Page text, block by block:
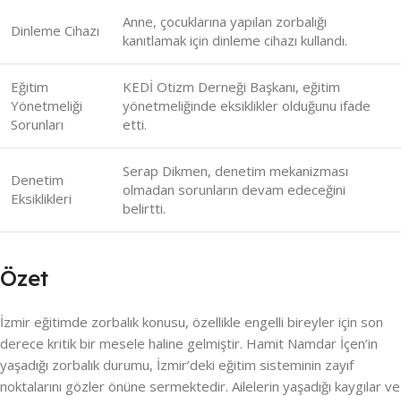
Dinleme Cihazı
Anne, çocuklarına yapılan zorbalığı
kanıtlamak için dinleme cihazı kullandı.
Eğitim
Yönetmeliği
Sorunları
KEDİ Otizm Derneği Başkanı, eğitim
yönetmeliğinde eksiklikler olduğunu ifade
etti.
Denetim
Eksiklikleri
Serap Dikmen, denetim mekanizması
olmadan sorunların devam edeceğini
belirtti.
Özet
İzmir eğitimde zorbalık konusu, özellikle engelli bireyler için son
derece kritik bir mesele haline gelmiştir. Hamit Namdar İçen’in
yaşadığı zorbalık durumu, İzmir’deki eğitim sisteminin zayıf
noktalarını gözler önüne sermektedir. Ailelerin yaşadığı kaygılar ve